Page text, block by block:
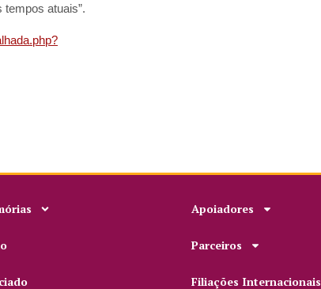
atuais”.
Apoiadores
Parceiros
Filiações Internacionais